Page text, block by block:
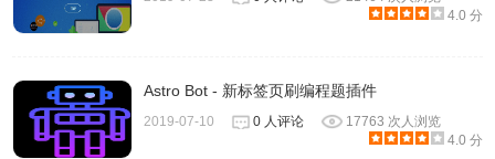
4.0 分
Astro Bot - 新标签页刷编程题插件
2019-07-10 0 人评论
17763 次人浏览
4.0 分